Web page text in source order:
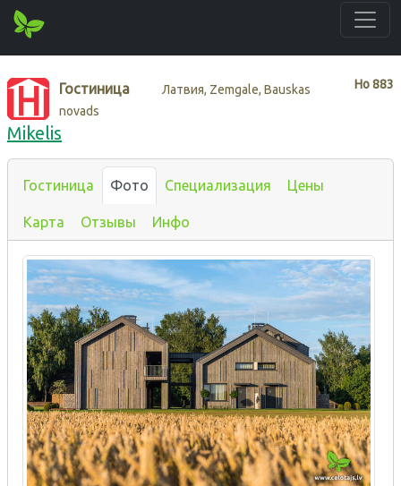
Нo883
Гостиница
Латвия, Zemgale, Bauskas
novads
Mikelis
Гостиница Фото Специализация Цены
Карта Отзывы Инфо